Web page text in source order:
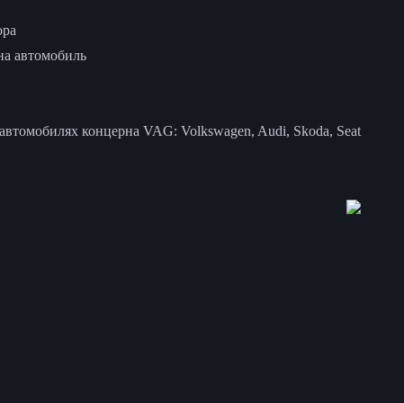
автомобиль
концерна VAG: Volkswagen, Audi, Skoda, Seat